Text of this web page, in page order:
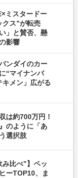
ミスタードー
クス”が転売
」と賛否、懸
影響
ンダイのカー
“マイナンバ
キメン」広がる
は約700万円！
のように「あ
選択肢
み比べ”】ペッ
ーTOP10、ま